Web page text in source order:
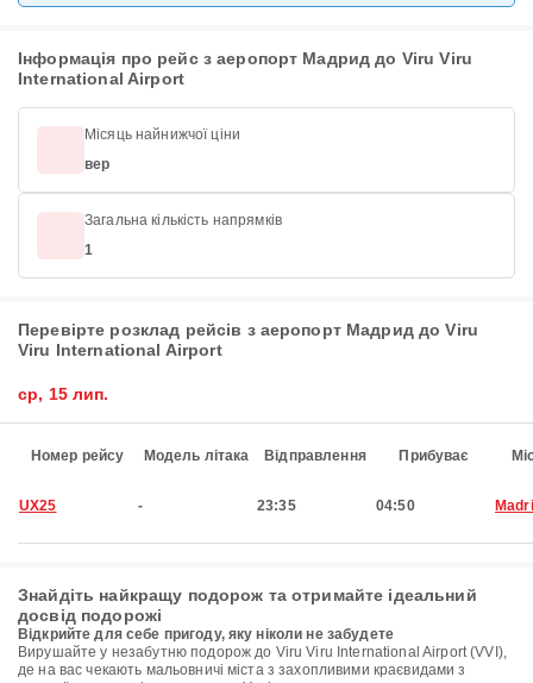
Інформація про рейс з аеропорт Мадрид до Viru Viru
International Airport
Місяць найнижчої ціни
вер
Загальна кількість напрямків
1
Перевірте розклад рейсів з аеропорт Мадрид до Viru
Viru International Airport
ср, 15 лип.
Номер рейсу Модель літака Відправлення Прибуває
UX25 - 23:35 04:50
Знайдіть найкращу подорож та отримайте ідеальний
досвід подорожі
Відкрийте для себе пригоду, яку ніколи не забудете
Вирушайте у незабутню подорож до Viru Viru International Airport (VVI),
де на вас чекають мальовничі міста з захопливими краєвидами з